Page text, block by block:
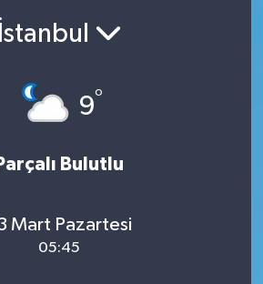
İstanbul
9°
Bulutlu
Mart Pazartesi
05:45